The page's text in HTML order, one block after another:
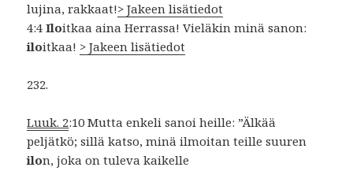
lujina, rakkaat!> Jakeen lisätiedot
4:4Iloitkaa aina Herrassa! Vieläkin minä sanon:
iloitkaa! > Jakeen lisätiedot
232.
Luuk. 2:10 Mutta enkeli sanoi heille: ”Älkää
peljätkö; sillä katso, minä ilmoitan teille suuren
ilon, joka on tuleva kaikelle